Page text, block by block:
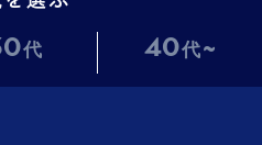
代 40代~